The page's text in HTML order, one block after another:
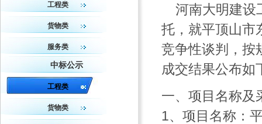
河南大明建设
托，就平顶山市
竞争性谈判，按
成交结果公布如
一、项目名称及
1、项目名称：
工程类
货物类
服务类
中标公示
工程类
货物类